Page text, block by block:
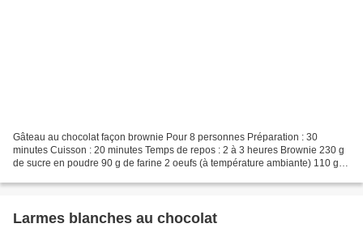
Gâteau au chocolat façon brownie Pour 8 personnes Préparation : 30
minutes Cuisson : 20 minutes Temps de repos : 2 à 3 heures Brownie 230 g
de sucre en poudre 90 g de farine 2 oeufs (à température ambiante) 110 g
Larmes blanches au chocolat